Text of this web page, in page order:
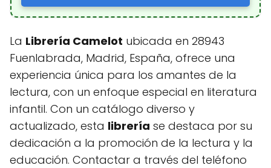
La Librería Camelot ubicada en 28943
Fuenlabrada, Madrid, España, ofrece una
experiencia única para los amantes de la
lectura, con un enfoque especial en literatura
infantil. Con un catálogo diverso y
actualizado, esta librería se destaca por su
dedicación a la promoción de la lectura y la
educación. Contactar a través del teléfono